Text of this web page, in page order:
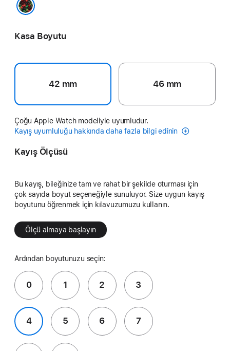
Kasa Boyutu
42 mm 46 mm
Çoğu Apple Watch modeliyle uyumludur.
Kayış uyumluluğu hakkında daha fazla bilgi edinin
Kayış Ölçüsü
Bu kayış, bileğinize tam ve rahat bir şekilde oturması için
çok sayıda boyut seçeneğiyle sunuluyor. Size uygun kayış
boyutunu öğrenmek için kılavuzumuzu kullanın.
Ölçü almaya başlayın
Ardından boyutunuzu seçin:
0 1 2 3
4 5 6 7